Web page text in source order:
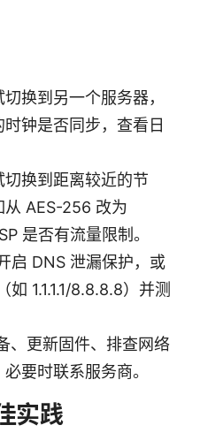
换到另一个服务器，
钟是否同步，查看日
换到距离较近的节
从 AES-256 改为
是否有流量限制。
启 DNS 泄漏保护，或
1.1.1.1/8.8.8.8）并测
、更新固件、排查网络
要时联系服务商。
实践